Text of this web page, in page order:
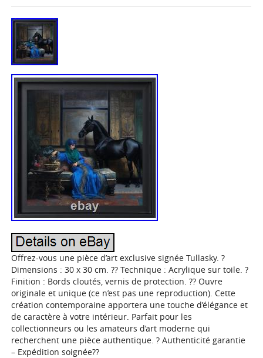
Offrez-vous une pièce d’art exclusive signée Tullasky. ?
Dimensions : 30 x 30 cm. ?? Technique : Acrylique sur toile. ?
Finition : Bords cloutés, vernis de protection. ?? Ouvre
originale et unique (ce n’est pas une reproduction). Cette
création contemporaine apportera une touche d’élégance et
de caractère à votre intérieur. Parfait pour les
collectionneurs ou les amateurs d’art moderne qui
recherchent une pièce authentique. ? Authenticité garantie
– Expédition soignée??